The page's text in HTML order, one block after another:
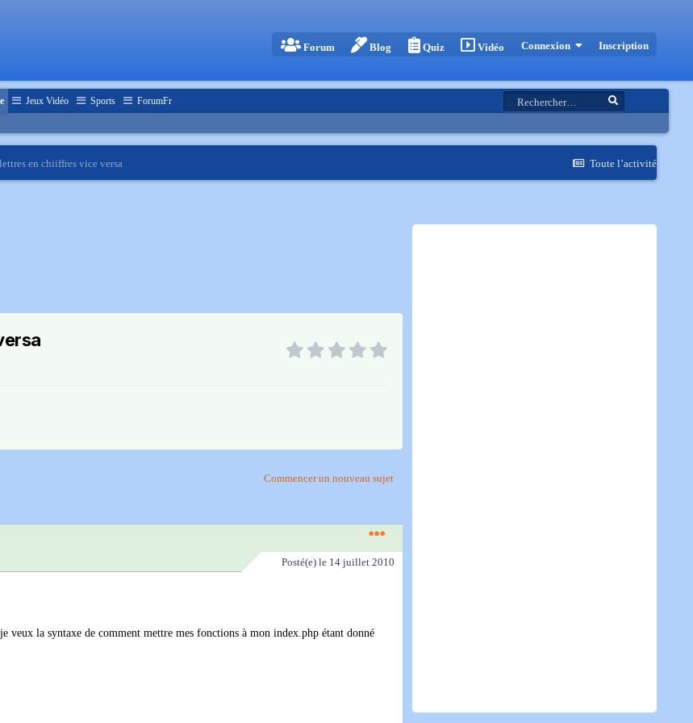
Forum Blog Quiz Vidéo Connexion Inscription
Jeux Vidéo Sports ForumFr
Toute l’activité
en chiiffres vice versa
Commencer un nouveau sujet
Posté(e) le 14 juillet 2010
veux la syntaxe de comment mettre mes fonctions à mon index.php étant donné